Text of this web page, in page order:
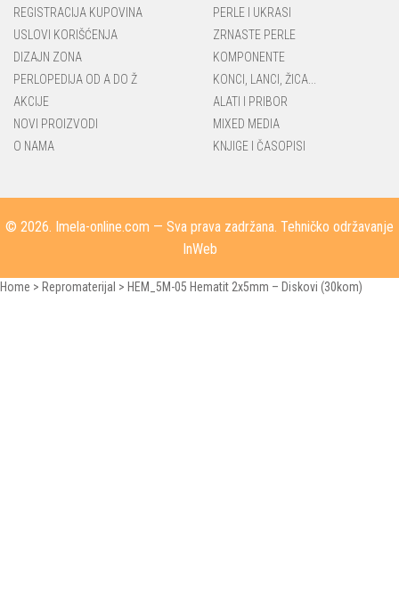
REGISTRACIJA KUPOVINA
USLOVI KORIŠĆENJA
DIZAJN ZONA
PERLOPEDIJA OD A DO Ž
AKCIJE
NOVI PROIZVODI
O NAMA
PERLE I UKRASI
ZRNASTE PERLE
KOMPONENTE
KONCI, LANCI, ŽICA...
ALATI I PRIBOR
MIXED MEDIA
KNJIGE I ČASOPISI
© 2026. Imela-online.com — Sva prava zadržana. Tehničko održavanje
InWeb
Home > Repromaterijal > HEM_5M-05 Hematit 2x5mm – Diskovi (30kom)